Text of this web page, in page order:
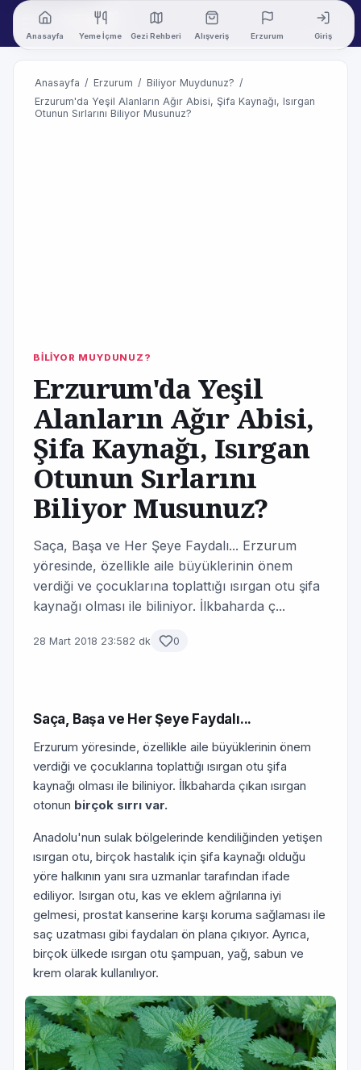
Anasayfa Yeme İçme Gezi Rehberi Alışveriş Erzurum Giriş
Anasayfa / Erzurum / Biliyor Muydunuz? /
Erzurum'da Yeşil Alanların Ağır Abisi, Şifa Kaynağı, Isırgan
Otunun Sırlarını Biliyor Musunuz?
BİLİYOR MUYDUNUZ?
Erzurum'da Yeşil
Alanların Ağır Abisi,
Şifa Kaynağı, Isırgan
Otunun Sırlarını
Biliyor Musunuz?
Saça, Başa ve Her Şeye Faydalı... Erzurum
yöresinde, özellikle aile büyüklerinin önem
verdiği ve çocuklarına toplattığı ısırgan otu şifa
kaynağı olması ile biliniyor. İlkbaharda ç...
28 Mart 2018 23:582 dk 0
Saça, Başa ve Her Şeye Faydalı...
Erzurum yöresinde, özellikle aile büyüklerinin önem
verdiği ve çocuklarına toplattığı ısırgan otu şifa
kaynağı olması ile biliniyor. İlkbaharda çıkan ısırgan
otonun birçok sırrı var.
Anadolu'nun sulak bölgelerinde kendiliğinden yetişen
ısırgan otu, birçok hastalık için şifa kaynağı olduğu
yöre halkının yanı sıra uzmanlar tarafından ifade
ediliyor. Isırgan otu, kas ve eklem ağrılarına iyi
gelmesi, prostat kanserine karşı koruma sağlaması ile
saç uzatması gibi faydaları ön plana çıkıyor. Ayrıca,
birçok ülkede ısırgan otu şampuan, yağ, sabun ve
krem olarak kullanılıyor.